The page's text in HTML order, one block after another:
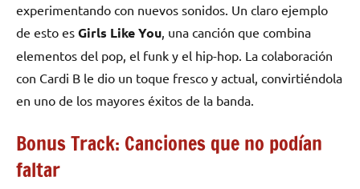
experimentando con nuevos sonidos. Un claro ejemplo
de esto es Girls Like You , una canción que combina
elementos del pop, el funk y el hip-hop. La colaboración
con Cardi B le dio un toque fresco y actual, convirtiéndola
en uno de los mayores éxitos de la banda.
Bonus Track: Canciones que no podían
faltar